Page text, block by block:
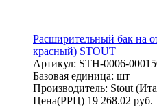
Расширительный бак на
красный) STOUT
Артикул: STH-0006-
Базовая единица: шт
Производитель: Stout
Цена(РРЦ) 19 268.02 руб.